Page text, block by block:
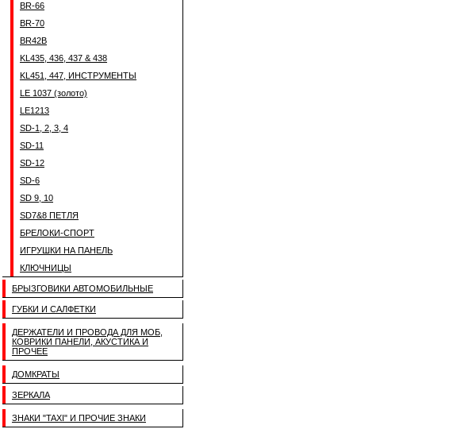
BR-66
BR-70
BR42B
KL435, 436, 437 & 438
KL451, 447, ИНСТРУМЕНТЫ
LE 1037 (золото)
LE1213
SD-1, 2, 3, 4
SD-11
SD-12
SD-6
SD 9, 10
SD7&8 ПЕТЛЯ
БРЕЛОКИ-СПОРТ
ИГРУШКИ НА ПАНЕЛЬ
КЛЮЧНИЦЫ
БРЫЗГОВИКИ АВТОМОБИЛЬНЫЕ
ГУБКИ И САЛФЕТКИ
ДЕРЖАТЕЛИ И ПРОВОДА ДЛЯ МОБ,
КОВРИКИ ПАНЕЛИ, АКУСТИКА И
ПРОЧЕЕ
ДОМКРАТЫ
ЗЕРКАЛА
ЗНАКИ "TAXI" И ПРОЧИЕ ЗНАКИ